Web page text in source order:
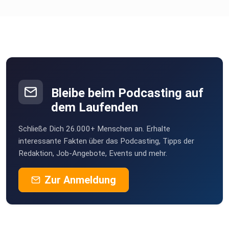
Bleibe beim Podcasting auf
dem Laufenden
Schließe Dich 26.000+ Menschen an. Erhalte
interessante Fakten über das Podcasting, Tipps der
Redaktion, Job-Angebote, Events und mehr.
Zur Anmeldung